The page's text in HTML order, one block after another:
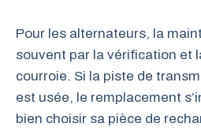
Pour les alternateurs, la
souvent par la vérification et
courroie. Si la piste de
est usée, le remplacement
bien choisir sa pièce de